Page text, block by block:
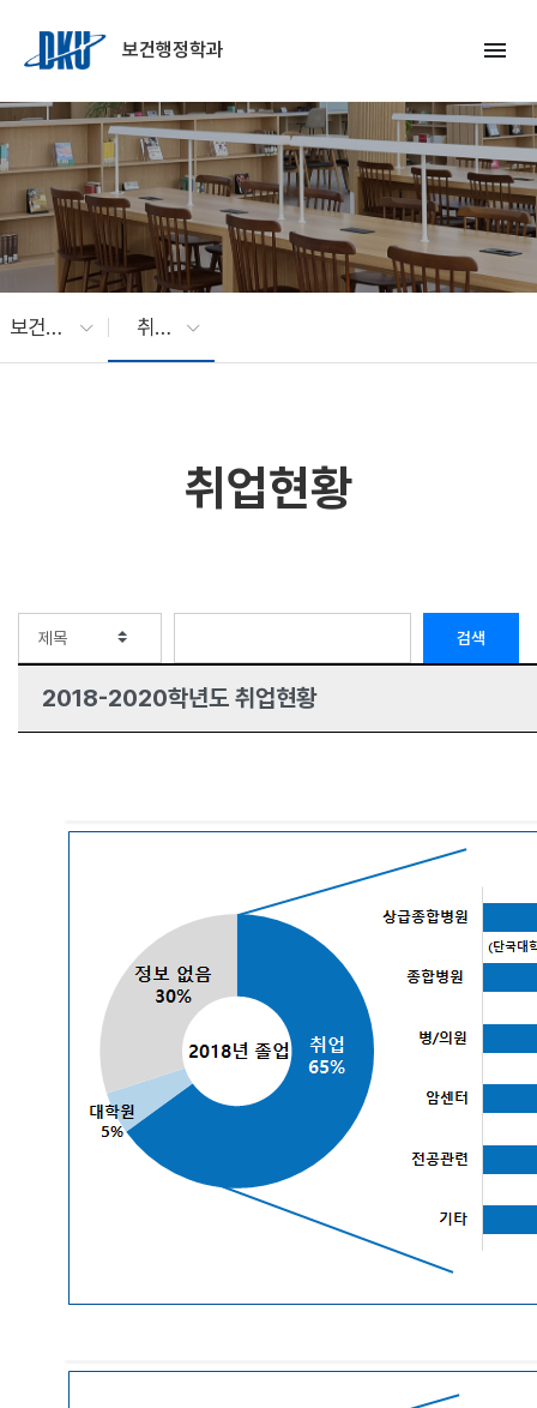
보건행정학과
menu
보건행정게시판 취업현황
취업현황
검색
2018-2020학년도 취업현황